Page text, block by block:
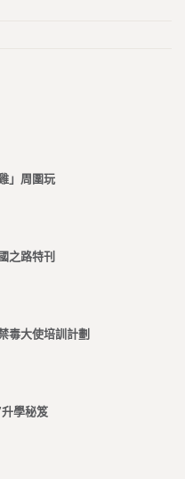
」周圍玩
之路特刊
毒大使培訓計劃
學秘笈